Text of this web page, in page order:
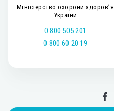
Міністерство охорони здоров’я
України
0 800 505 201
0 800 60 20 19